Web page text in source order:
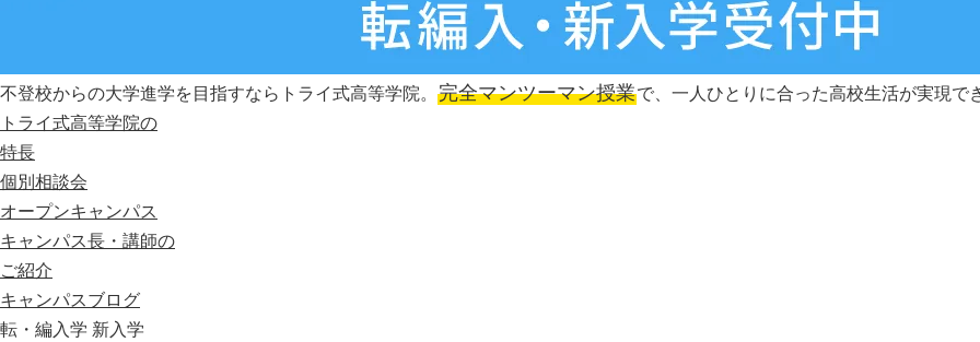
不登校からの大学進学を目指すならトライ式高等学院。 完全マンツーマン授業で、一人ひとりに合った高校生活が実現で
トライ式高等学院の
特長
個別相談会
オープンキャンパス
キャンパス長・講師の
ご紹介
キャンパスブログ
転・編入学 新入学